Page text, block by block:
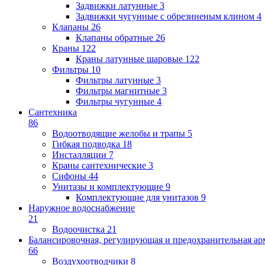
Задвижки латунные 3
Задвижки чугунные с обрезиненым клином 4
Клапаны 26
Клапаны обратные 26
Краны 122
Краны латунные шаровые 122
Фильтры 10
Фильтры латунные 3
Фильтры магнитные 3
Фильтры чугунные 4
Сантехника
86
Водоотводящие желобы и трапы 5
Гибкая подводка 18
Инсталляции 7
Краны сантехнические 3
Сифоны 44
Унитазы и комплектующие 9
Комплектующие для унитазов 9
Наружное водоснабжение
21
Водоочистка 21
Балансировочная, регулирующая и предохранительная
66
Воздухоотводчики 8